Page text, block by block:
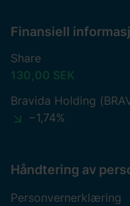
Finansiell
Share
130,00 SEK
Bravida Holding
−1,74%
Håndtering av
Personvernerklæring